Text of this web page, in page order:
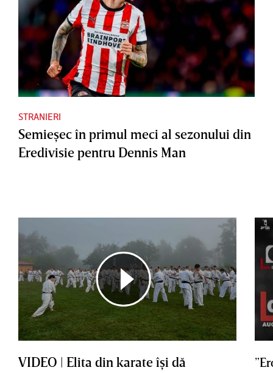
STRANIERI
Semieşec în primul meci al sezonului din
Eredivisie pentru Dennis Man
VIDEO | Elita din karate îşi dă